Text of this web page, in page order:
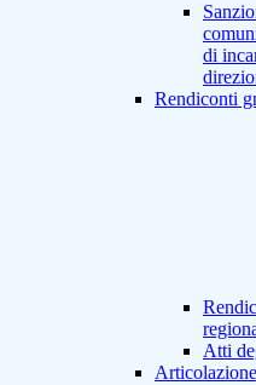
di
Rendiconti
Atti